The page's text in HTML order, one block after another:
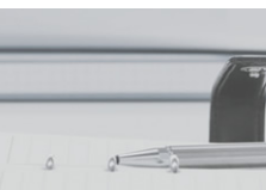
経営革新等支援機関 申請
株式 移転
経営改善 計画書